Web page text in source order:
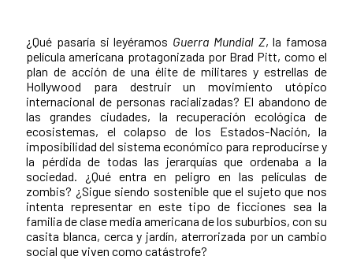
¿Qué pasaría si leyéramos Guerra Mundial Z, la famosa
película americana protagonizada por Brad Pitt, como el
plan de acción de una élite de militares y estrellas de
Hollywood para destruir un movimiento utópico
internacional de personas racializadas? El abandono de
las grandes ciudades, la recuperación ecológica de
ecosistemas, el colapso de los Estados-Nación, la
imposibilidad del sistema económico para reproducirse y
la pérdida de todas las jerarquías que ordenaba a la
sociedad. ¿Qué entra en peligro en las películas de
zombis? ¿Sigue siendo sostenible que el sujeto que nos
intenta representar en este tipo de ficciones sea la
familia de clase media americana de los suburbios, con su
casita blanca, cerca y jardín, aterrorizada por un cambio
social que viven como catástrofe?